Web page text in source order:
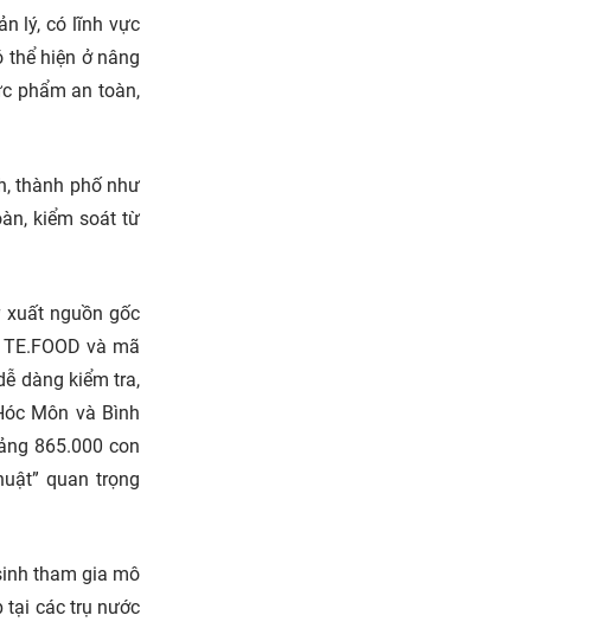
lý, có lĩnh vực
thể hiện ở nâng
phẩm an toàn,
thành phố như
kiểm soát từ
nguồn gốc
và mã
dàng kiểm tra,
Môn và Bình
865.000 con
quan trọng
tham gia mô
tại các trụ nước